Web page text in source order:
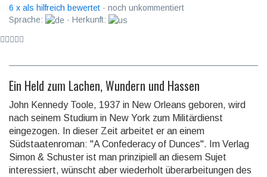
6 x als hilfreich bewertet · noch unkommentiert
Sprache:
· Herkunft:
Ein Held zum Lachen, Wundern und Hassen
John Kennedy Toole, 1937 in New Orleans geboren, wird
nach seinem Studium in New York zum Militärdienst
eingezogen. In dieser Zeit arbeitet er an einem
Südstaatenroman: "A Confederacy of Dunces". Im Verlag
Simon & Schuster ist man prinzipiell an diesem Sujet
interessiert, wünscht aber wiederholt überarbeitungen des